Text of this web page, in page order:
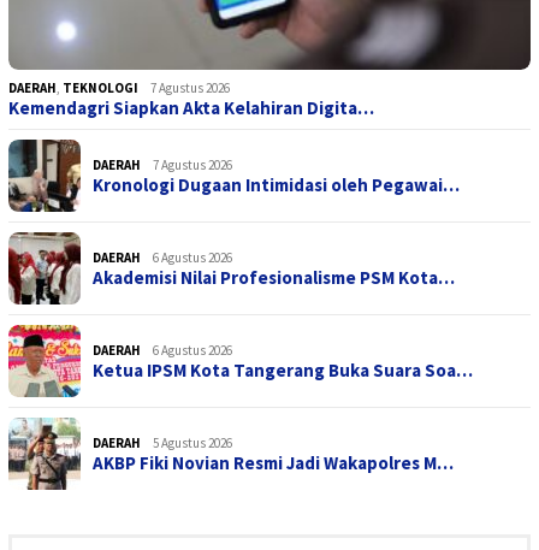
DAERAH, TEKNOLOGI 7 Agustus 2026
Kemendagri Siapkan Akta Kelahiran Digita…
DAERAH 7 Agustus 2026
Kronologi Dugaan Intimidasi oleh Pegawai…
DAERAH 6 Agustus 2026
Akademisi Nilai Profesionalisme PSM Kota…
DAERAH 6 Agustus 2026
Ketua IPSM Kota Tangerang Buka Suara Soa…
DAERAH 5 Agustus 2026
AKBP Fiki Novian Resmi Jadi Wakapolres M…